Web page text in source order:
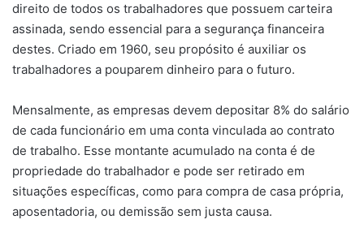
direito de todos os trabalhadores que possuem carteira
assinada, sendo essencial para a segurança financeira
destes. Criado em 1960, seu propósito é auxiliar os
trabalhadores a pouparem dinheiro para o futuro.
Mensalmente, as empresas devem depositar 8% do salário
de cada funcionário em uma conta vinculada ao contrato
de trabalho. Esse montante acumulado na conta é de
propriedade do trabalhador e pode ser retirado em
situações específicas, como para compra de casa própria,
aposentadoria, ou demissão sem justa causa.